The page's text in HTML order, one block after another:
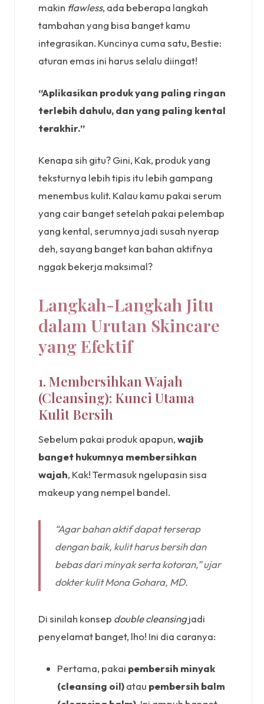
makin flawless, ada beberapa langkah
tambahan yang bisa banget kamu
integrasikan. Kuncinya cuma satu, Bestie:
aturan emas ini harus selalu diingat!
“Aplikasikan produk yang paling ringan
terlebih dahulu, dan yang paling kental
terakhir.”
Kenapa sih gitu? Gini, Kak, produk yang
teksturnya lebih tipis itu lebih gampang
menembus kulit. Kalau kamu pakai serum
yang cair banget setelah pakai pelembap
yang kental, serumnya jadi susah nyerap
deh, sayang banget kan bahan aktifnya
nggak bekerja maksimal?
Langkah-Langkah Jitu
dalam Urutan Skincare
yang Efektif
1. Membersihkan Wajah
(Cleansing): Kunci Utama
Kulit Bersih
Sebelum pakai produk apapun,wajib
banget hukumnya membersihkan
wajah, Kak! Termasuk ngelupasin sisa
makeup yang nempel bandel.
“Agar bahan aktif dapat terserap
dengan baik, kulit harus bersih dan
bebas dari minyak serta kotoran,” ujar
dokter kulit Mona Gohara, MD.
Di sinilah konsep double cleansingjadi
penyelamat banget, lho! Ini dia caranya:
Pertama, pakai pembersih minyak
(cleansing oil)atau pembersih balm